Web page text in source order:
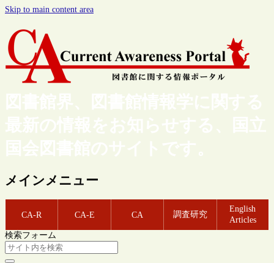
Skip to main content area
図書館界、図書館情報学に関する
最新の情報をお知らせする、国立
国会図書館のサイトです。
メインメニュー
CA-R CA-E CA 調査研究
English
Articles
検索フォーム